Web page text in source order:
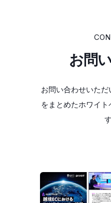
お問
お問い合わせいた
をまとめたホワイ